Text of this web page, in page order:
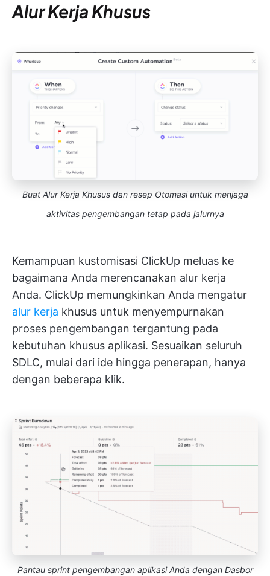
Alur Kerja Khusus
Buat Alur Kerja Khusus dan resep Otomasi untuk menjaga
aktivitas pengembangan tetap pada jalurnya
Kemampuan kustomisasi ClickUp meluas ke
bagaimana Anda merencanakan alur kerja
Anda. ClickUp memungkinkan Anda mengatur
alur kerja khusus untuk menyempurnakan
proses pengembangan tergantung pada
kebutuhan khusus aplikasi. Sesuaikan seluruh
SDLC, mulai dari ide hingga penerapan, hanya
dengan beberapa klik.
Pantau sprint pengembangan aplikasi Anda dengan Dasbor